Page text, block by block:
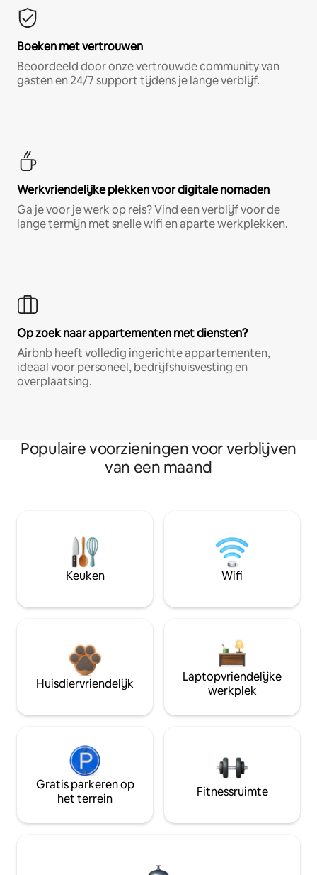
Boeken met vertrouwen
Beoordeeld door onze vertrouwde community van
gasten en 24/7 support tijdens je lange verblijf.
Werkvriendelijke plekken voor digitale nomaden
Ga je voor je werk op reis? Vind een verblijf voor de
lange termijn met snelle wifi en aparte werkplekken.
Op zoek naar appartementen met diensten?
Airbnb heeft volledig ingerichte appartementen,
ideaal voor personeel, bedrijfshuisvesting en
overplaatsing.
Populaire voorzieningen voor verblijven
van een maand
Keuken Wifi
Huisdiervriendelijk
Laptopvriendelijke
werkplek
Gratis parkeren op
het terrein
Fitnessruimte